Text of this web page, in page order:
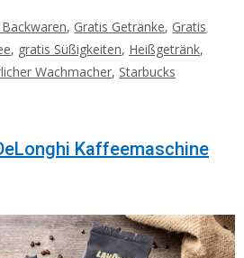
, Gratis Getränke, Gratis
, gratis Süßigkeiten, Heißgetränk,
Wachmacher, Starbucks
Kaffeemaschine